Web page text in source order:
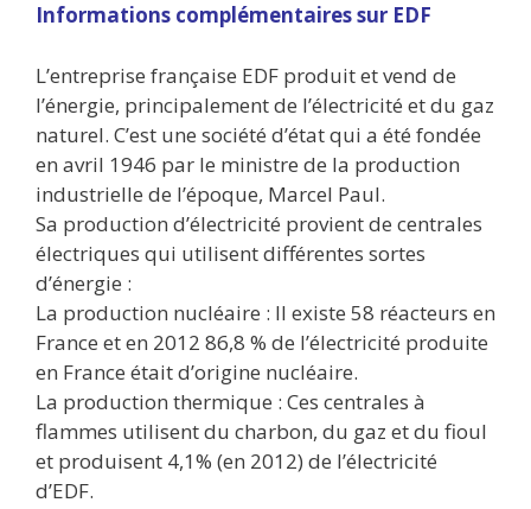
Informations complémentaires sur EDF
L’entreprise française EDF produit et vend de
l’énergie, principalement de l’électricité et du gaz
naturel. C’est une société d’état qui a été fondée
en avril 1946 par le ministre de la production
industrielle de l’époque, Marcel Paul.
Sa production d’électricité provient de centrales
électriques qui utilisent différentes sortes
d’énergie :
La production nucléaire : Il existe 58 réacteurs en
France et en 2012 86,8 % de l’électricité produite
en France était d’origine nucléaire.
La production thermique : Ces centrales à
flammes utilisent du charbon, du gaz et du fioul
et produisent 4,1% (en 2012) de l’électricité
d’EDF.